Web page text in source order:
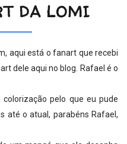
DA LOMI
aqui está o fanart que recebi
dele aqui no blog. Rafael é o
pelo que eu pude
até o atual, parabéns Rafael,